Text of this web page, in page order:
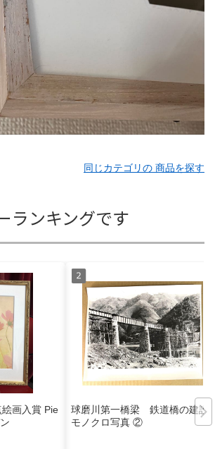
同じカテゴリの 商品を探す
ランキングです
画入賞 Pie
球磨川第一橋梁 鉄道橋の建設
モノクロ写真 ②